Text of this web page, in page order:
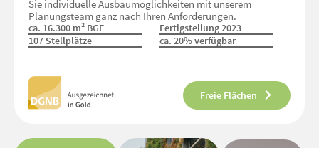
Sie individuelle Ausbaumöglichkeiten mit unserem
Planungsteam ganz nach Ihren Anforderungen.
ca. 16.300 m² BGF
Fertigstellung 2023
107 Stellplätze
ca. 20% verfügbar
Freie Flächen